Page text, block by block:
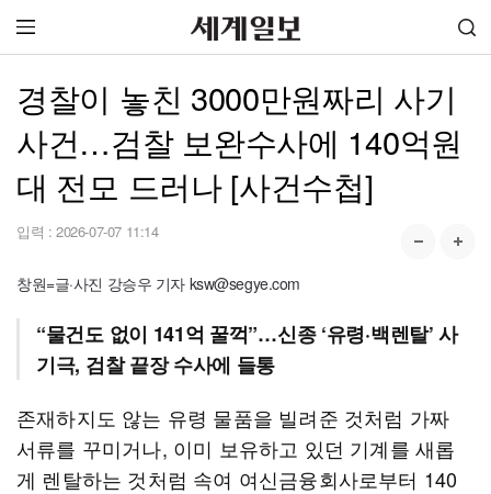
경찰이 놓친 3000만원짜리 사기
사건…검찰 보완수사에 140억원
대 전모 드러나 [사건수첩]
입력 : 2026-07-07 11:14
창원=글·사진 강승우 기자 ksw@segye.com
“물건도 없이 141억 꿀꺽”…신종 ‘유령·백렌탈’ 사
기극, 검찰 끝장 수사에 들통
존재하지도 않는 유령 물품을 빌려준 것처럼 가짜
서류를 꾸미거나, 이미 보유하고 있던 기계를 새롭
게 렌탈하는 것처럼 속여 여신금융회사로부터 140